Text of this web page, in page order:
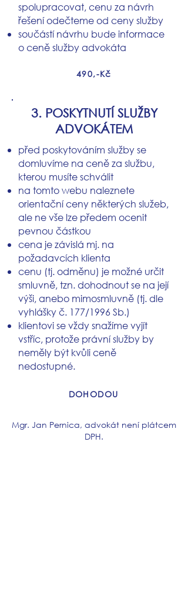
spolupracovat, cenu za návrh
řešení odečteme od ceny služby
součástí návrhu bude informace
o ceně služby advokáta
490,-Kč
3. POSKYTNUTÍ SLUŽBY
ADVOKÁTEM
před poskytováním služby se
domluvíme na ceně za službu,
kterou musíte schválit
na tomto webu naleznete
orientační ceny některých služeb,
ale ne vše lze předem ocenit
pevnou částkou
cena je závislá mj. na
požadavcích klienta
cenu (tj. odměnu) je možné určit
smluvně, tzn. dohodnout se na její
výši, anebo mimosmluvně (tj. dle
vyhlášky č. 177/1996 Sb.)
klientovi se vždy snažíme vyjít
vstříc, protože právní služby by
neměly být kvůli ceně
nedostupné.
DOHODOU
Mgr. Jan Pernica, advokát není plátcem
DPH.